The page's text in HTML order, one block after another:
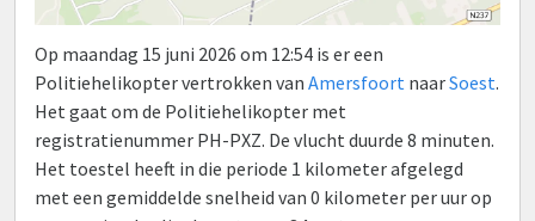
Op maandag 15 juni 2026 om 12:54 is er een
Politiehelikopter vertrokken van Amersfoort naarSoest.
Het gaat om de Politiehelikopter met
registratienummer PH-PXZ. De vlucht duurde 8 minuten.
Het toestel heeft in die periode 1 kilometer afgelegd
met een gemiddelde snelheid van 0 kilometer per uur op